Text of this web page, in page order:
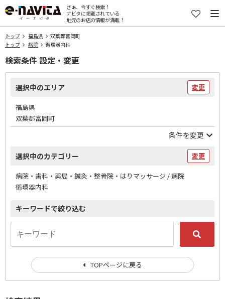
さぁ、今すぐ検索！
ナビタに掲載されている
地元のお店の情報が満載！
トップ 福島県
双葉郡富岡町
トップ
病院 循環器内科
検索条件 設定・変更
選択中のエリア 変更
福島県
双葉郡富岡町
条件を変更
選択中のカテゴリー 変更
病院・歯科・薬局・鍼灸・整骨院・はりマッサージ / 病院
循環器内科
キーワードで絞り込む
TOPページに戻る